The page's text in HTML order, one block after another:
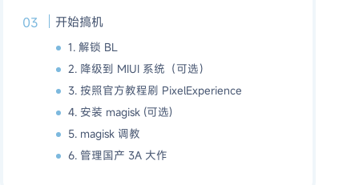
开始搞机
1. 解锁 BL
2. 降级到 MIUI 系统（可选）
3. 按照官方教程刷 PixelExperience
4. 安装 magisk (可选)
5. magisk 调教
6. 管理国产 3A 大作